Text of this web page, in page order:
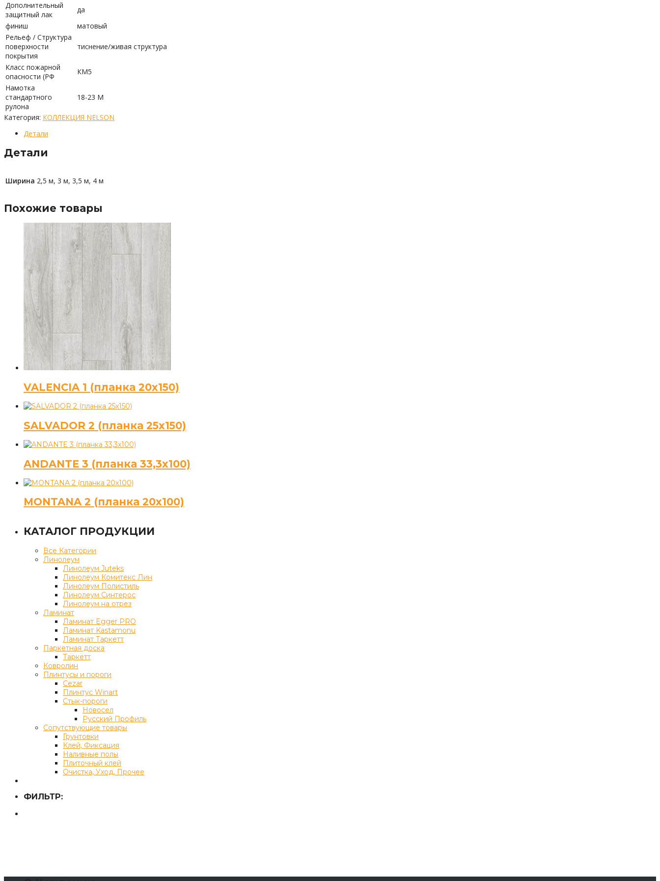
Дополнительный
защитный лак
да
финиш
матовый
Рельеф / Структура
поверхности
покрытия
тиснение/живая структура
Класс пожарной
опасности (РФ
КМ5
Намотка
стандартного
рулона
18-23 М
Категория: КОЛЛЕКЦИЯ NELSON
Детали
Детали
Ширина 2,5 м, 3 м, 3,5 м, 4 м
Похожие товары
VALENCIA 1 (планка 20х150)
SALVADOR 2 (планка 25х150)
ANDANTE 3 (планка 33,3х100)
MONTANA 2 (планка 20х100)
КАТАЛОГ ПРОДУКЦИИ
Все Категории
Линолеум
Линолеум Juteks
Линолеум Комитекс Лин
Линолеум Полистиль
Линолеум Синтерос
Линолеум на отрез
Ламинат
Ламинат Egger PRO
Ламинат Kastamonu
Ламинат Таркетт
Паркетная доска
Таркетт
Ковролин
Плинтусы и пороги
Cezar
Плинтус Winart
Стык-пороги
Новосел
Русский Профиль
Сопутствующие товары
Грунтовки
Клей, Фиксация
Наливные полы
Плиточный клей
Очистка, Уход, Прочее
ФИЛЬТР: